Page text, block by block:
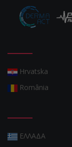
Hrvatska
România
ΕΛΛΑΔΑ